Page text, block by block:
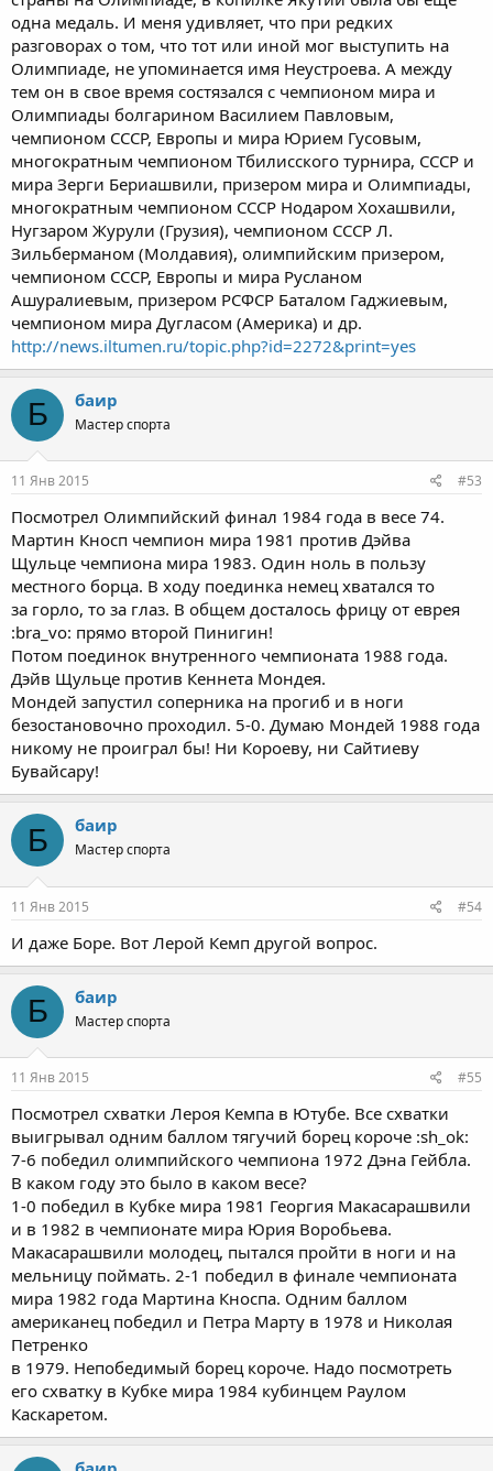
одна медаль. И меня удивляет, что при редких
разговорах о том, что тот или иной мог выступить на
Олимпиаде, не упоминается имя Неустроева. А между
тем он в свое время состязался с чемпионом мира и
Олимпиады болгарином Василием Павловым,
чемпионом СССР, Европы и мира Юрием Гусовым,
многократным чемпионом Тбилисского турнира, СССР и
мира Зерги Бериашвили, призером мира и Олимпиады,
многократным чемпионом СССР Нодаром Хохашвили,
Нугзаром Журули (Грузия), чемпионом СССР Л.
Зильберманом (Молдавия), олимпийским призером,
чемпионом СССР, Европы и мира Русланом
Ашуралиевым, призером РСФСР Баталом Гаджиевым,
чемпионом мира Дугласом (Америка) и др.
http://news.iltumen.ru/topic.php?id=2272&print=yes
Б баир
Мастер спорта
11 Янв 2015 #53
Посмотрел Олимпийский финал 1984 года в весе 74.
Мартин Кносп чемпион мира 1981 против Дэйва
Щульце чемпиона мира 1983. Один ноль в пользу
местного борца. В ходу поединка немец хватался то
за горло, то за глаз. В общем досталось фрицу от еврея
:bra_vo: прямо второй Пинигин!
Потом поединок внутренного чемпионата 1988 года.
Дэйв Щульце против Кеннета Мондея.
Мондей запустил соперника на прогиб и в ноги
безостановочно проходил. 5-0. Думаю Мондей 1988 года
никому не проиграл бы! Ни Короеву, ни Сайтиеву
Бувайсару!
Б баир
Мастер спорта
11 Янв 2015 #54
И даже Боре. Вот Лерой Кемп другой вопрос.
Б баир
Мастер спорта
11 Янв 2015 #55
Посмотрел схватки Лероя Кемпа в Ютубе. Все схватки
выигрывал одним баллом тягучий борец короче :sh_ok:
7-6 победил олимпийского чемпиона 1972 Дэна Гейбла.
В каком году это было в каком весе?
1-0 победил в Кубке мира 1981 Георгия Макасарашвили
и в 1982 в чемпионате мира Юрия Воробьева.
Макасарашвили молодец, пытался пройти в ноги и на
мельницу поймать. 2-1 победил в финале чемпионата
мира 1982 года Мартина Кноспа. Одним баллом
американец победил и Петра Марту в 1978 и Николая
Петренко
в 1979. Непобедимый борец короче. Надо посмотреть
его схватку в Кубке мира 1984 кубинцем Раулом
Каскаретом.